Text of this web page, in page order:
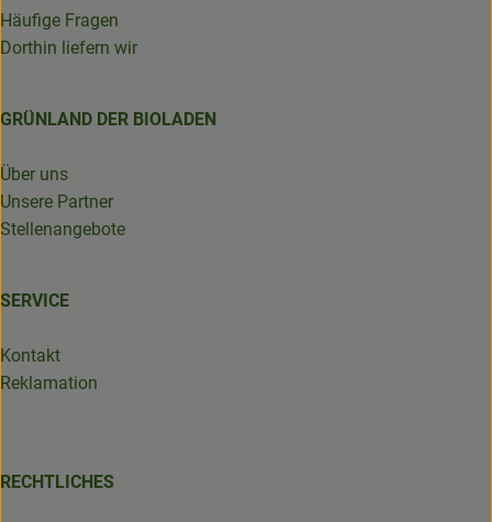
Häufige Fragen
Dorthin liefern wir
GRÜNLAND DER BIOLADEN
Über uns
Unsere Partner
Stellenangebote
SERVICE
Kontakt
Reklamation
RECHTLICHES